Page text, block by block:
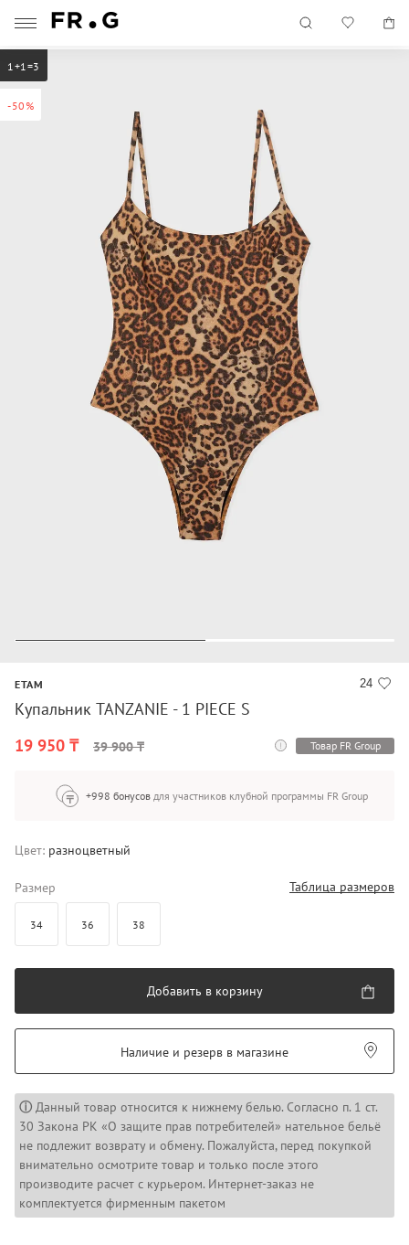
-50%
1+1=3
24
ETAM
Купальник TANZANIE - 1 PIECE S
19 950 ₸
39 900 ₸ Товар FR Group
+998 бонусов для участников клубной программы FR Group
Цвет: разноцветный
Размер Таблица размеров
34 36 38
Добавить в корзину
Наличие и резерв в магазине
ⓘ Данный товар относится к нижнему белью. Согласно п. 1 ст.
30 Закона РК «О защите прав потребителей» нательное бельё
не подлежит возврату и обмену. Пожалуйста, перед покупкой
внимательно осмотрите товар и только после этого
производите расчет с курьером. Интернет-заказ не
комплектуется фирменным пакетом